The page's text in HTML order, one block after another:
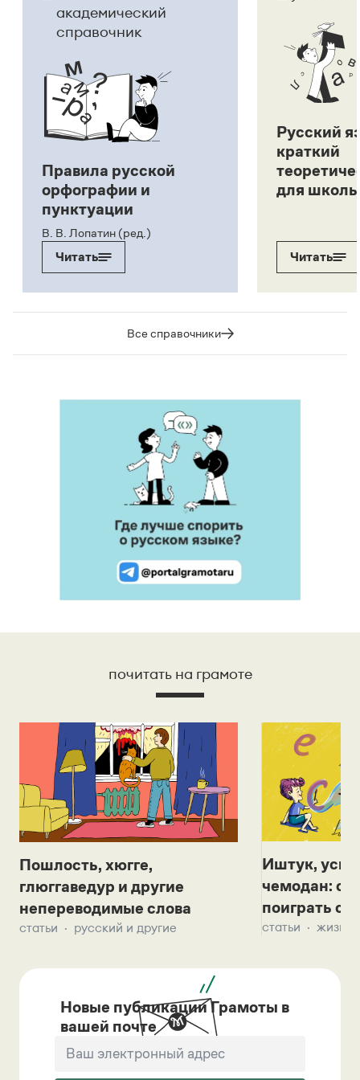
академический
справочник
Правила русской
орфографии и
пунктуации
В. В. Лопатин (ред.)
Читать
Русский
краткий
для
Читать
Все справочники
почитать на грамоте
Пошлость, хюгге,
глюггаведур и другие
непереводимые слова
статьи русский и другие
Иштук,
чемодан:
поиграть с
статьи жизнь
Новые публикации Грамоты в
вашей почте